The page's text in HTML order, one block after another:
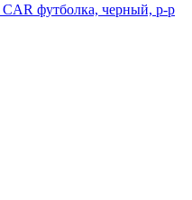
футболка, черный, р-р